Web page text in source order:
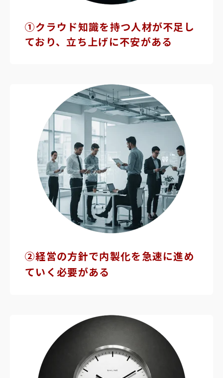
①クラウド知識を持つ人材が不足し
ており、立ち上げに不安がある
②経営の方針で内製化を急速に進め
ていく必要がある